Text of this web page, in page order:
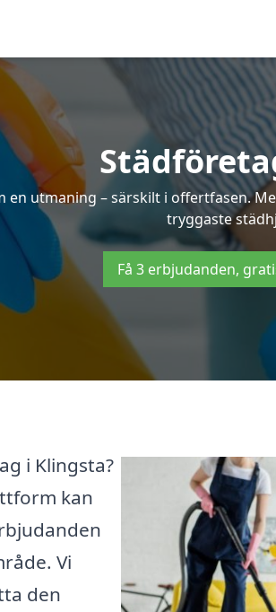
utmaning – särskilt i offertfasen.
tryggaste
Få 3 erbjudanden,
i Klingsta?
kan
Vi
den